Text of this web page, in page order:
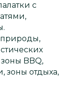
с
природы,
BBQ,
зоны отдыха,